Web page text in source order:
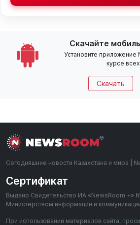
Скачайте
Установите приложение
курсе
Скачать
Сегодняшние новости Казахстана и мира |
Сертификат
Выдано Свидетельство ИА «NewsRoom +»
Министерством информации и
При использовании материалов сайта,